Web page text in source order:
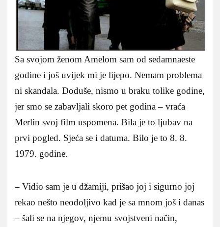
Sa svojom ženom Amelom sam od sedamnaeste
godine i još uvijek mi je lijepo. Nemam problema
ni skandala. Doduše, nismo u braku tolike godine,
jer smo se zabavljali skoro pet godina – vraća
Merlin svoj film uspomena. Bila je to ljubav na
prvi pogled. Sjeća se i datuma. Bilo je to 8. 8.
1979. godine.
– Vidio sam je u džamiji, prišao joj i sigurno joj
rekao nešto neodoljivo kad je sa mnom još i danas
– šali se na njegov, njemu svojstveni način,